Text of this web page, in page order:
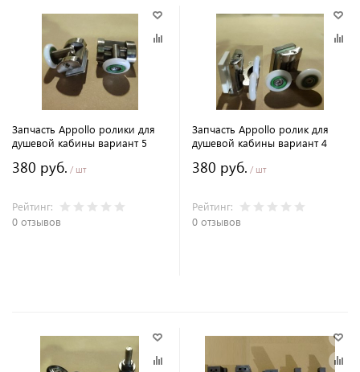
Запчасть Appollo ролики для
душевой кабины вариант 5
380 руб. / шт
Рейтинг:
0 отзывов
Запчасть Appollo ролик для
душевой кабины вариант 4
380 руб. / шт
Рейтинг:
0 отзывов